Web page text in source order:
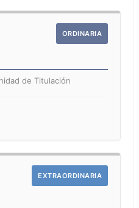
ORDINARIA
de Titulación
EXTRAORDINARIA